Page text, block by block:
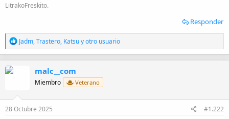
LitrakoFreskito.
Responder
R
e
a
n
e
s
Jadm,Trastero, Katsuy otro usuario
malc__com
Miembro Veterano
28 Octubre 2025 #1.222